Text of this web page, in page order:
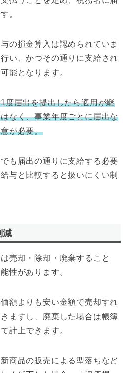
。
の損金算入は認められていま
い、かつその通りに支給され
能となります。
度届出を提出したら適用が継
なく、事業年度ごとに届出な
が必要。
も届出の通りに支給する必要
与と比較すると扱いにくい制
減
売却・除却・廃棄すること
性があります。
額よりも安い金額で売却すれ
きますし、廃棄した場合は帳簿
計上できます。
商品の販売による型落ちなど